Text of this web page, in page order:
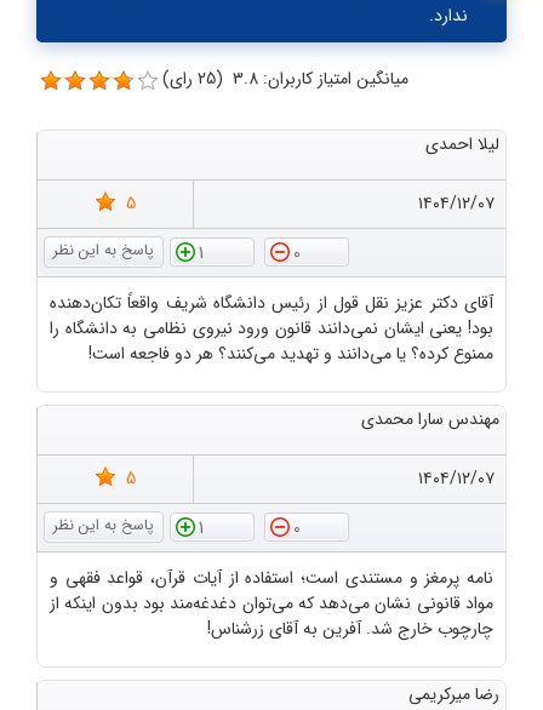
ندارد.
میانگین امتیاز کاربران: 3.8 (25 رای)
لیلا احمدی
۱۴۰۴/۱۲/۰۷
5
0
1
آقای دکتر عزیز نقل قول از رئیس دانشگاه شریف واقعاً تکان‌دهنده
بود! یعنی ایشان نمی‌دانند قانون ورود نیروی نظامی به دانشگاه را
ممنوع کرده؟ یا می‌دانند و تهدید می‌کنند؟ هر دو فاجعه است!
مهندس سارا محمدی
۱۴۰۴/۱۲/۰۷
5
0
1
نامه پرمغز و مستندی است؛ استفاده از آیات قرآن، قواعد فقهی و
مواد قانونی نشان می‌دهد که می‌توان دغدغه‌مند بود بدون اینکه از
چارچوب خارج شد. آفرین به آقای زرشناس!
رضا میرکریمی